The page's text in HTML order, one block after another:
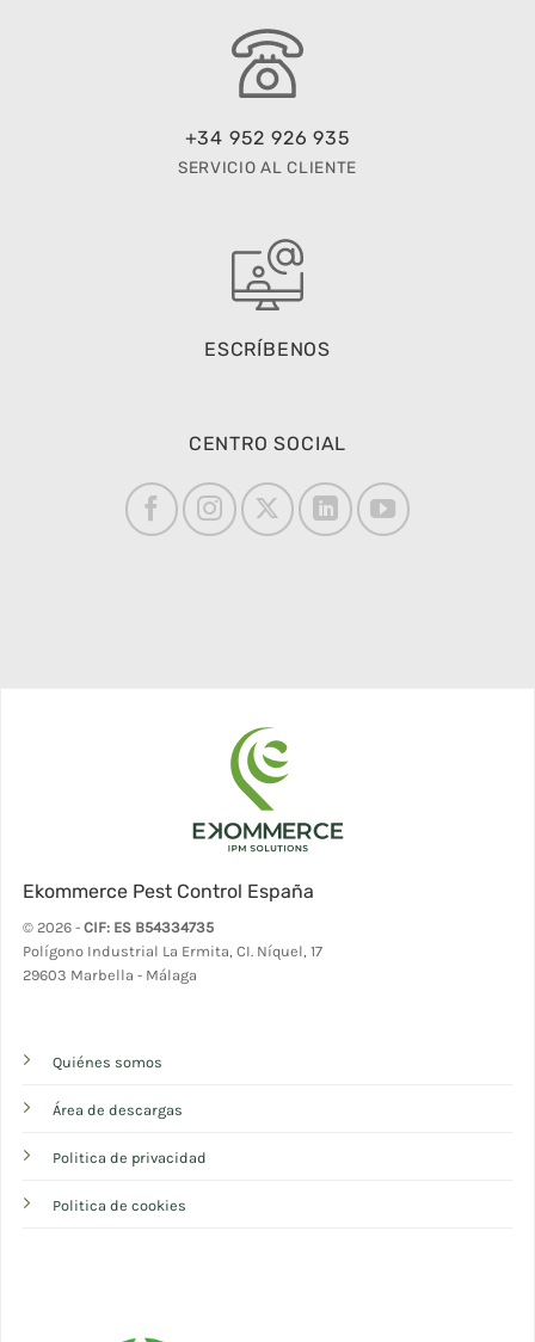
+34 952 926 935
SERVICIO AL CLIENTE
ESCRÍBENOS
CENTRO SOCIAL
Ekommerce Pest Control España
© 2026 -CIF: ES B54334735
Polígono Industrial La Ermita, CI. Níquel, 17
29603 Marbella - Málaga
Quiénes somos
Área de descargas
Politica de privacidad
Politica de cookies